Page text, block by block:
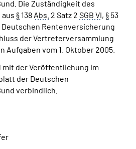
Die Zuständigkeit des
§ 138 Abs. 2 Satz 2 SGB VI, § 53
Deutschen Rentenversicherung
der Vertreterversammlung
Aufgaben vom 1. Oktober 2005.
der Veröffentlichung im
der Deutschen
verbindlich.